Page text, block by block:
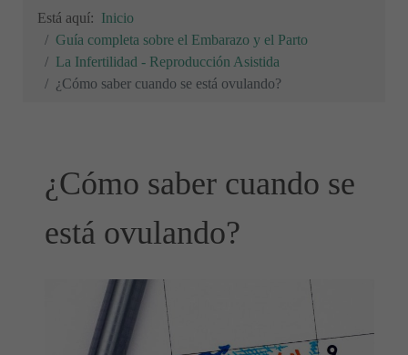
Está aquí: Inicio
Guía completa sobre el Embarazo y el Parto
La Infertilidad - Reproducción Asistida
¿Cómo saber cuando se está ovulando?
¿Cómo saber cuando se
está ovulando?